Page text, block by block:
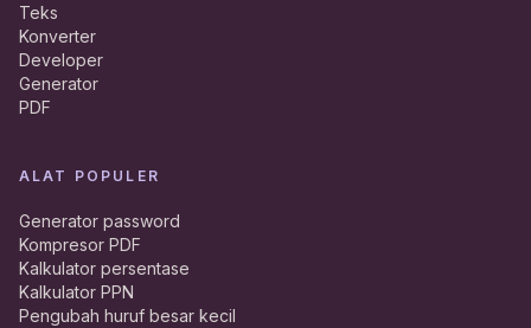
Teks
Konverter
Developer
Generator
PDF
ALAT POPULER
Generator password
Kompresor PDF
Kalkulator persentase
Kalkulator PPN
Pengubah huruf besar kecil